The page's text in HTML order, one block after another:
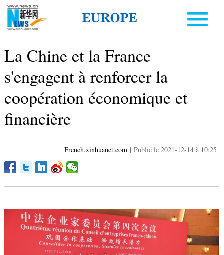
La Chine et la France
s'engagent à renforcer la
coopération économique et
financière
French.xinhuanet.com | Publié le 2021-12-14 à 10:25